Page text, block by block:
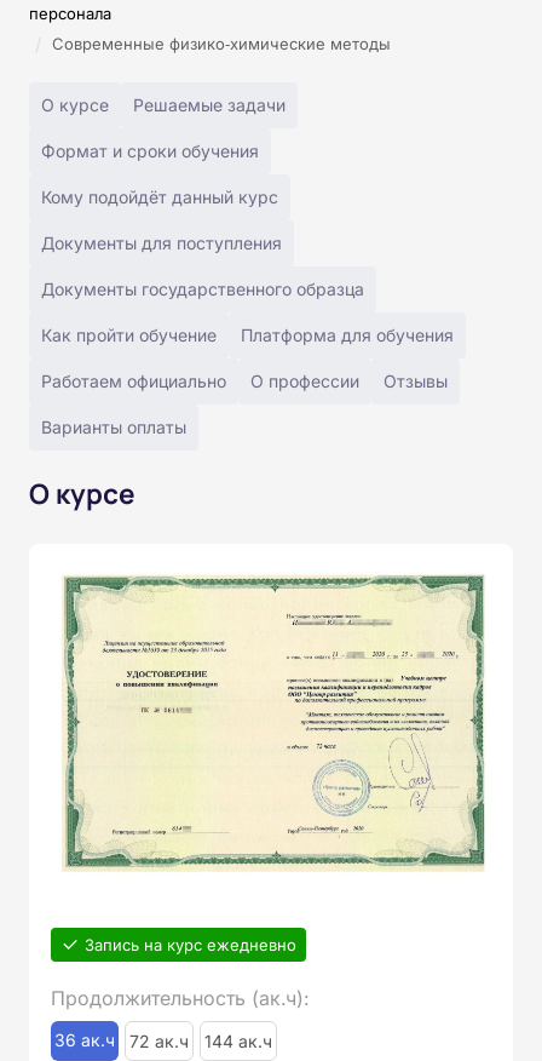
персонала
/ Современные физико‑химические методы
О курсе Решаемые задачи
Формат и сроки обучения
Кому подойдёт данный курс
Документы для поступления
Документы государственного образца
Как пройти обучение Платформа для обучения
Работаем официально О профессии Отзывы
Варианты оплаты
О курсе
Запись на курс ежедневно
Продолжительность (ак.ч):
36 ак.ч 72 ак.ч 144 ак.ч